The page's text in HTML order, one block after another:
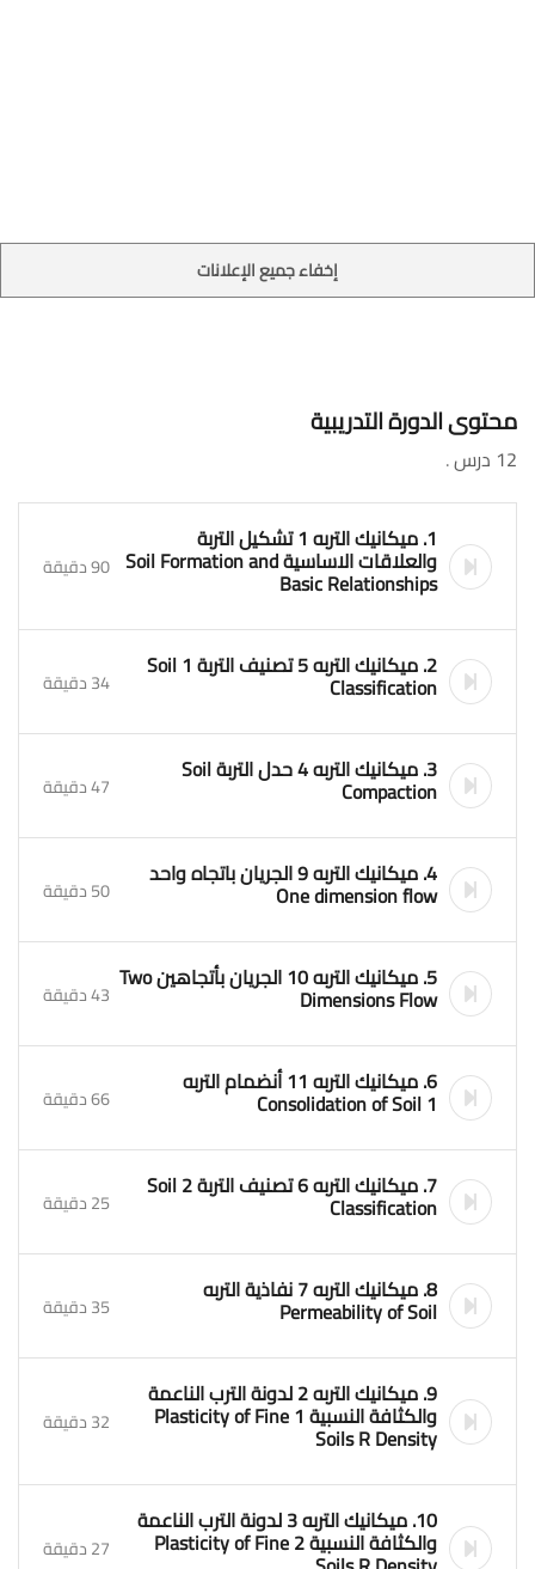
إخفاء جميع الإعلانات
محتوى الدورة التدريبية
12 درس .
1. ميكانيك التربه 1 تشكيل التربة
والعلاقات الاساسية Soil Formation and
Basic Relationships 90 دقيقة
2. ميكانيك التربه 5 تصنيف التربة 1 Soil
Classification 34 دقيقة
3. ميكانيك التربه 4 حدل التربة Soil
Compaction 47 دقيقة
4. ميكانيك التربه 9 الجريان باتجاه واحد
One dimension flow 50 دقيقة
5. ميكانيك التربه 10 الجريان بأتجاهين Two
Dimensions Flow 43 دقيقة
6. ميكانيك التربه 11 أنضمام التربه
Consolidation of Soil 1 66 دقيقة
7. ميكانيك التربه 6 تصنيف التربة 2 Soil
Classification 25 دقيقة
8. ميكانيك التربه 7 نفاذية التربه
Permeability of Soil 35 دقيقة
9. ميكانيك التربه 2 لدونة الترب الناعمة
والكثافة النسبية 1 Plasticity of Fine
Soils R Density 32 دقيقة
10. ميكانيك التربه 3 لدونة الترب الناعمة
والكثافة النسبية 2 Plasticity of Fine 27 دقيقة